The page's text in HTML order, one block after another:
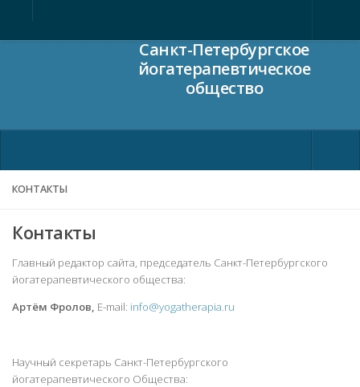
Статьи
Материалы
Видео
Санкт-Петербургское
йогатерапевтическое
общество
Ежегодная конференция
Программа 2023
Программа 2019
Программа 2017
КОНТАКТЫ
Контакты
Главный редактор сайта, председатель Санкт-Петербургского
йогатерапевтического общества:
Артём Фролов, E-mail: info@yogatherapia.ru
Научный секретарь Санкт-Петербургского
йогатерапевтического Общества: